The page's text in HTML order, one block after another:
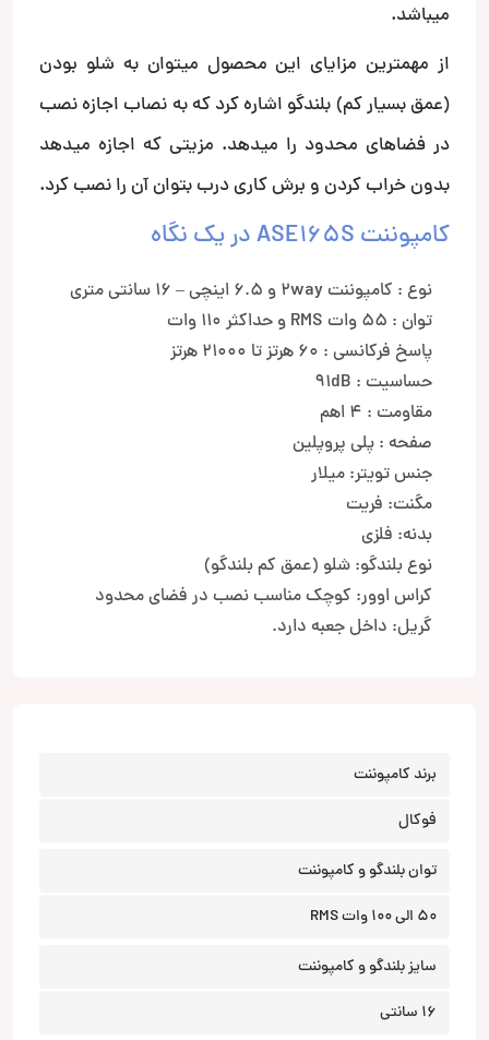
میباشد.
از مهمترین مزایای این محصول میتوان به شلو بودن
(عمق بسیار کم) بلندگو اشاره کرد که به نصاب اجازه نصب
در فضاهای محدود را میدهد. مزیتی که اجازه میدهد
بدون خراب کردن و برش کاری درب بتوان آن را نصب کرد.
کامپوننت ASE165S در یک نگاه
نوع : کامپوننت 2way و 6.5 اینچی – 16 سانتی متری
توان : 55 وات RMS و حداکثر 110 وات
پاسخ فرکانسی : 60 هرتز تا 21000 هرتز
حساسیت : 91dB
مقاومت : 4 اهم
صفحه : پلی پروپلین
جنس تویتر: میلار
مگنت: فریت
بدنه: فلزی
نوع بلندگو: شلو (عمق کم بلندگو)
کراس اوور: کوچک مناسب نصب در فضای محدود
گریل: داخل جعبه دارد.
برند کامپوننت
فوکال
توان بلندگو و کامپوننت
50 الی 100 وات RMS
سایز بلندگو و کامپوننت
16 سانتی